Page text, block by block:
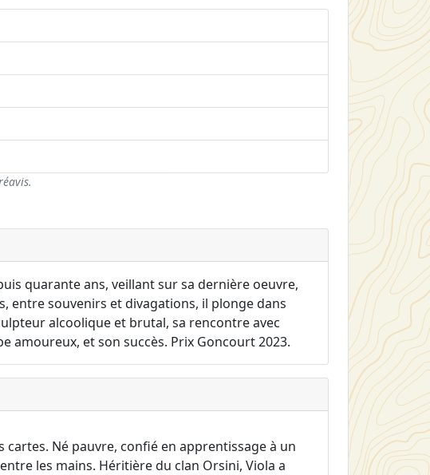
quarante ans, veillant sur sa dernière oeuvre,
entre souvenirs et divagations, il plonge dans
alcoolique et brutal, sa rencontre avec
amoureux, et son succès. Prix Goncourt 2023.
Né pauvre, confié en apprentissage à un
les mains. Héritière du clan Orsini, Viola a